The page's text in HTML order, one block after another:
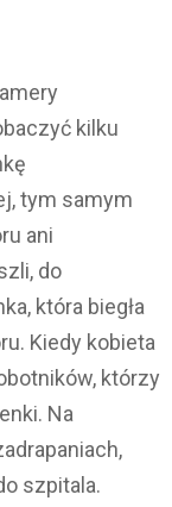
kilku
tym samym
ani
do
która biegła
Kiedy kobieta
którzy
Na
szpitala.